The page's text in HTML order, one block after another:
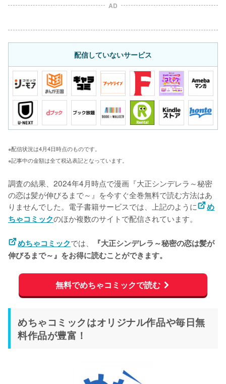
AD
配信していないサービス
※配信状況は4月4日時点のものです。
※記事中の金額は全て税込表記となっています。
調査の結果、2024年4月時点で漫画『大正シンデレラ～秘密
の恋は髪が伸びるまで～』を今すぐ全巻無料で読む方法はあ
りませんでした。電子書籍サービスでは、上記のように
め
ちゃコミックのほか複数のサイトで配信されています。
めちゃコミックでは、
『大正シンデレラ～秘密の恋は髪が
伸びるまで～』をお得に読むことができます。
無料でめちゃコミックで読む
めちゃコミックはオリジナル作品や毎日無
料作品が豊富！